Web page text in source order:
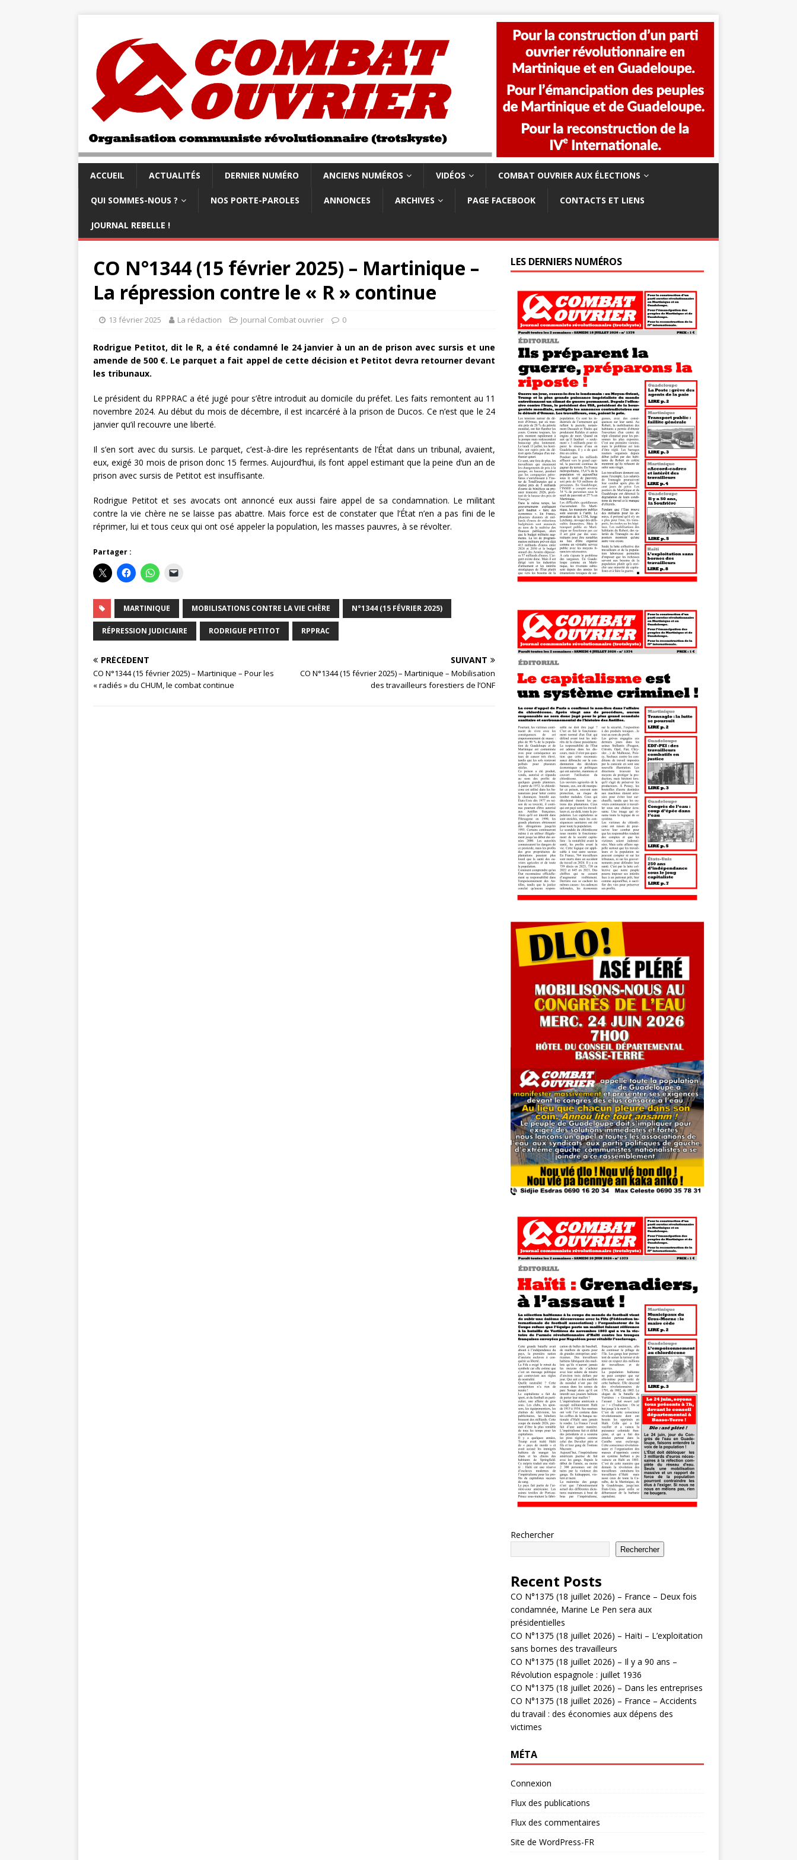
ACCUEIL ACTUALITÉS DERNIER NUMÉRO ANCIENS NUMÉROS VIDÉOS COMBAT OUVRIER AUX ÉLECTIONS
QUI SOMMES-NOUS ? NOS PORTE-PAROLES ANNONCES ARCHIVES PAGE FACEBOOK CONTACTS ET LIENS
JOURNAL REBELLE !
CO N°1344 (15 février 2025) – Martinique –
La répression contre le « R » continue
13 février 2025 La rédaction Journal Combat ouvrier 0
Rodrigue Petitot, dit le R, a été condamné le 24 janvier à un an de prison avec sursis et une
amende de 500 €. Le parquet a fait appel de cette décision et Petitot devra retourner devant
les tribunaux.
Le président du RPPRAC a été jugé pour s’être introduit au domicile du préfet. Les faits remontent au 11
novembre 2024. Au début du mois de décembre, il est incarcéré à la prison de Ducos. Ce n’est que le 24
janvier qu’il recouvre une liberté.
Il s’en sort avec du sursis. Le parquet, c’est-à-dire les représentants de l’État dans un tribunal, avaient,
eux, exigé 30 mois de prison donc 15 fermes. Aujourd’hui, ils font appel estimant que la peine d’un an de
prison avec sursis de Petitot est insuffisante.
Rodrigue Petitot et ses avocats ont annoncé eux aussi faire appel de sa condamnation. Le militant
contre la vie chère ne se laisse pas abattre. Mais force est de constater que l’État n’en a pas fini de le
réprimer, lui et tous ceux qui ont osé appeler la population, les masses pauvres, à se révolter.
Partager :
MARTINIQUE MOBILISATIONS CONTRE LA VIE CHÈRE N°1344 (15 FÉVRIER 2025)
RÉPRESSION JUDICIAIRE RODRIGUE PETITOT RPPRAC
PRÉCÉDENT
CO N°1344 (15 février 2025) – Martinique – Pour les
« radiés » du CHUM, le combat continue
SUIVANT
CO N°1344 (15 février 2025) – Martinique – Mobilisation
des travailleurs forestiers de l’ONF
LES DERNIERS NUMÉROS
Rechercher
Rechercher
Recent Posts
CO N°1375 (18 juillet 2026) – France – Deux fois
condamnée, Marine Le Pen sera aux
présidentielles
CO N°1375 (18 juillet 2026) – Haïti – L’exploitation
sans bornes des travailleurs
CO N°1375 (18 juillet 2026) – Il y a 90 ans –
Révolution espagnole : juillet 1936
CO N°1375 (18 juillet 2026) – Dans les entreprises
CO N°1375 (18 juillet 2026) – France – Accidents
du travail : des économies aux dépens des
victimes
MÉTA
Connexion
Flux des publications
Flux des commentaires
Site de WordPress-FR